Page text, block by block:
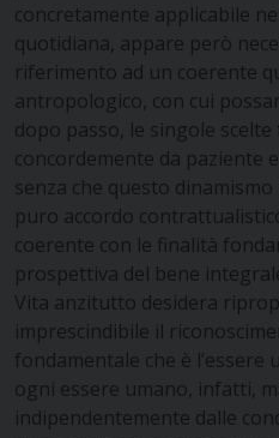
concretamente applicabile
quotidiana, appare però
riferimento ad un coerente
antropologico, con cui
dopo passo, le singole
concordemente da paziente
senza che questo
puro accordo
coerente con le finalità
prospettiva del bene
Vita anzitutto desidera
imprescindibile il
fondamentale che è l’essere
ogni essere umano, infatti,
indipendentemente dalle